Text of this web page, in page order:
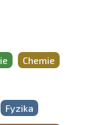
Chemie
Fyzika